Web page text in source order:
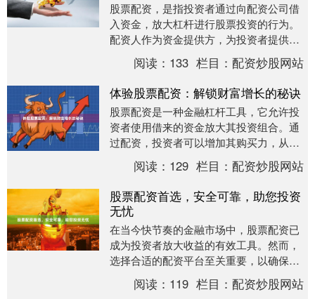
股票配资，是指投资者通过向配资公司借
入资金，放大杠杆进行股票投资的行为。
配资人作为资金提供方，为投资者提供杠
杆资金，助力其放大收益。 **配资的优势
** * *....阅读： 133 栏目：配资炒股网站
体验股票配资：解锁财富增长的秘诀
股票配资是一种金融杠杆工具，它允许投
资者使用借来的资金放大其投资组合。通
过配资，投资者可以增加其购买力，从而
获得更高的潜在回报。 **配资的优势：** *
阅读： 129 栏目：配资炒股网站
股票配资首选，安全可靠，助您投资
无忧
在当今快节奏的金融市场中，股票配资已
成为投资者放大收益的有效工具。然而，
选择合适的配资平台至关重要，以确保您
的投资安全无忧。 我们推荐您选择一家安
全可靠的配资平....
阅读： 119 栏目：配资炒股网站